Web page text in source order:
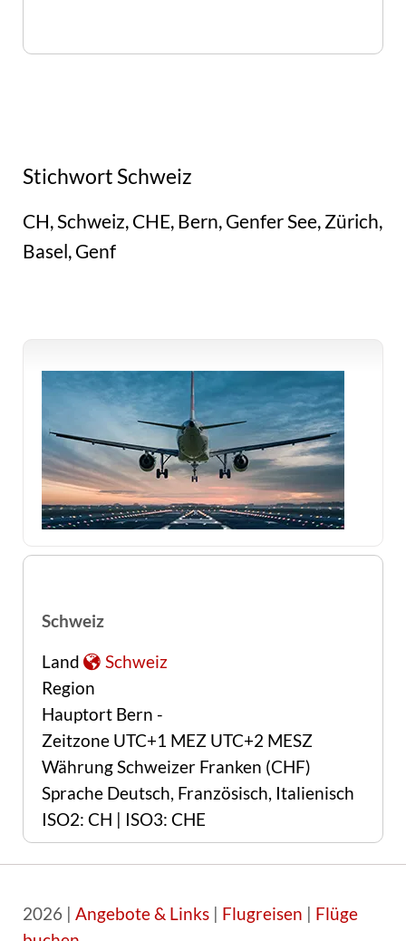
Stichwort Schweiz
CH, Schweiz, CHE, Bern, Genfer See, Zürich,
Basel, Genf
Schweiz
Land
Schweiz
Region
Hauptort Bern -
Zeitzone UTC+1 MEZ UTC+2 MESZ
Währung Schweizer Franken (CHF)
Sprache Deutsch, Französisch, Italienisch
ISO2: CH | ISO3: CHE
2026 | Angebote & Links| Flugreisen
Flüge